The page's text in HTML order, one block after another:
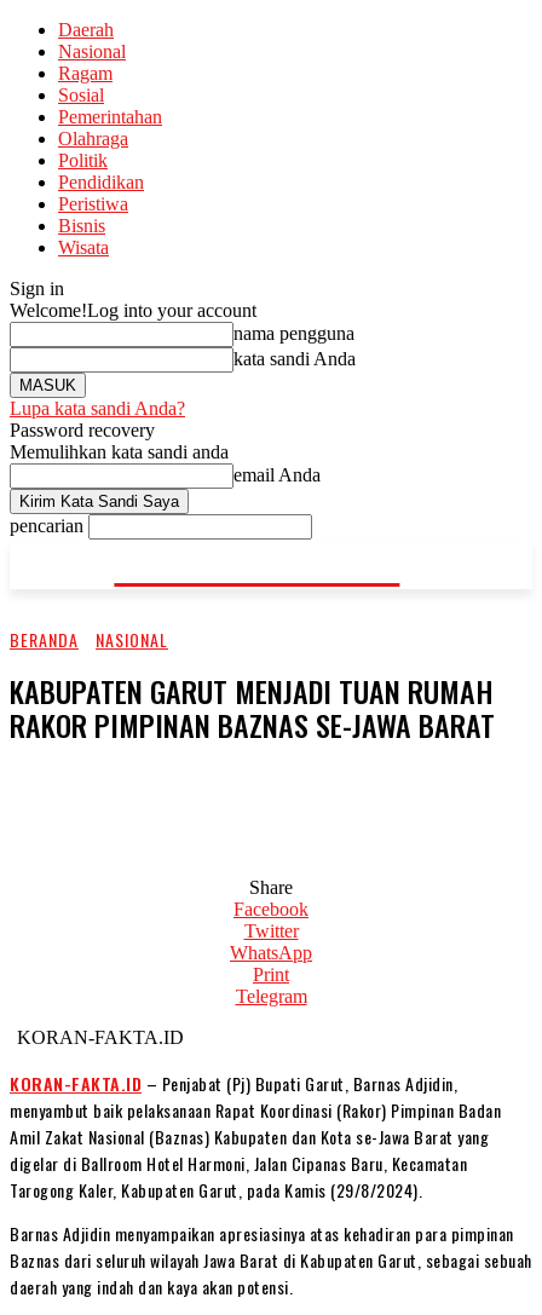
Daerah
Nasional
Ragam
Sosial
Pemerintahan
Olahraga
Politik
Pendidikan
Peristiwa
Bisnis
Wisata
Sign in
Welcome!Log into your account
nama pengguna
kata sandi Anda
Lupa kata sandi Anda?
Password recovery
Memulihkan kata sandi anda
email Anda
pencarian
KORAN-FAKTA.ID
BERANDA NASIONAL
KABUPATEN GARUT MENJADI TUAN RUMAH
RAKOR PIMPINAN BAZNAS SE-JAWA BARAT
Share
Facebook
Twitter
WhatsApp
Print
Telegram
KORAN-FAKTA.ID
KORAN-FAKTA.ID – Penjabat (Pj) Bupati Garut, Barnas Adjidin,
menyambut baik pelaksanaan Rapat Koordinasi (Rakor) Pimpinan Badan
Amil Zakat Nasional (Baznas) Kabupaten dan Kota se-Jawa Barat yang
digelar di Ballroom Hotel Harmoni, Jalan Cipanas Baru, Kecamatan
Tarogong Kaler, Kabupaten Garut, pada Kamis (29/8/2024).
Barnas Adjidin menyampaikan apresiasinya atas kehadiran para pimpinan
Baznas dari seluruh wilayah Jawa Barat di Kabupaten Garut, sebagai sebuah
daerah yang indah dan kaya akan potensi.